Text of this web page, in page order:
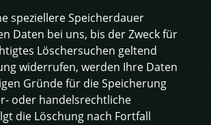
speziellere Speicherdauer
Daten bei uns, bis der Zweck für
Löschersuchen geltend
widerrufen, werden Ihre Daten
Gründe für die Speicherung
oder handelsrechtliche
die Löschung nach Fortfall